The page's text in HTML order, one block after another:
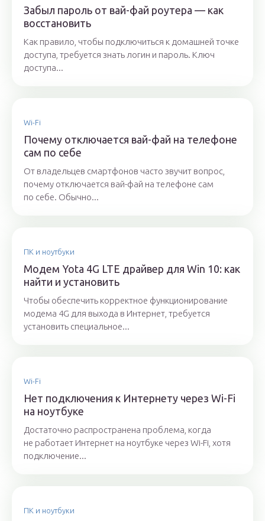
Забыл пароль от вай-фай роутера — как
восстановить
Как правило, чтобы подключиться к домашней точке
доступа, требуется знать логин и пароль. Ключ
доступа...
Wi-Fi
Почему отключается вай-фай на телефоне
сам по себе
От владельцев смартфонов часто звучит вопрос,
почему отключается вай-фай на телефоне сам
по себе. Обычно...
ПК и ноутбуки
Модем Yota 4G LTE драйвер для Win 10: как
найти и установить
Чтобы обеспечить корректное функционирование
модема 4G для выхода в Интернет, требуется
установить специальное...
Wi-Fi
Нет подключения к Интернету через Wi-Fi
на ноутбуке
Достаточно распространена проблема, когда
не работает Интернет на ноутбуке через Wi-Fi, хотя
подключение...
ПК и ноутбуки